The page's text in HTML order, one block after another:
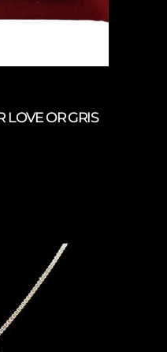
LOVE OR GRIS